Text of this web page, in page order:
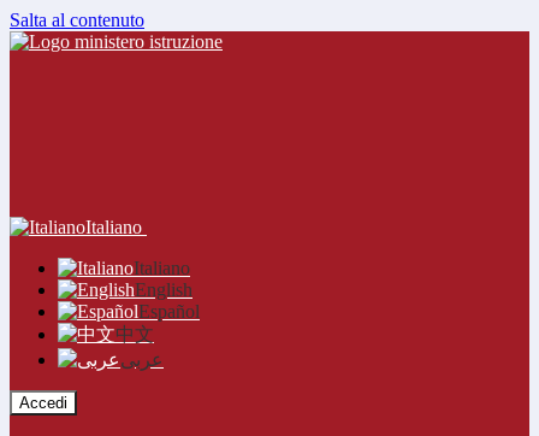
Salta al contenuto
Italiano
Italiano
English
Español
中文
عربى
Accedi